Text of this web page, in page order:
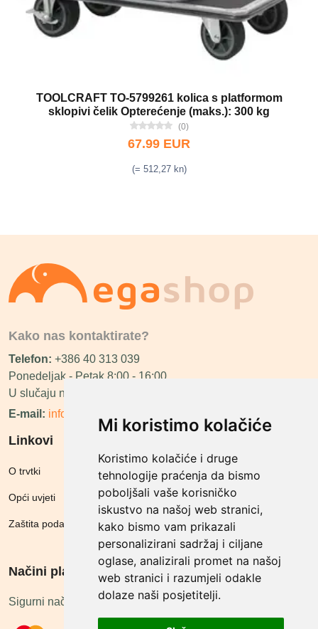
Mi koristimo kolačiće
Koristimo kolačiće i druge
tehnologije praćenja da bismo
poboljšali vaše korisničko
iskustvo na našoj web stranici,
kako bismo vam prikazali
personalizirani sadržaj i ciljane
oglase, analizirali promet na našoj
web stranici i razumjeli odakle
dolaze naši posjetitelji.
TOOLCRAFT TO-5799261 kolica s platformom
sklopivi čelik Opterećenje (maks.): 300 kg
(0)
67.99 EUR
(= 512,27 kn)
Kako nas kontaktirate?
Telefon: +386 40 313 039
Ponedeljak - Petak 8:00 - 16:00
U slučaju neraspoloživosti ćemo vas nazvati.
E-mail: info@megashop.hr
Linkovi
O trvtki
Opći uvjeti
Zaštita podataka
Načini plačanja
Sigurni načini plaćanja